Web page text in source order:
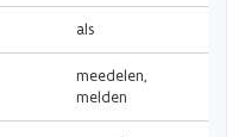
als
meedelen,
melden